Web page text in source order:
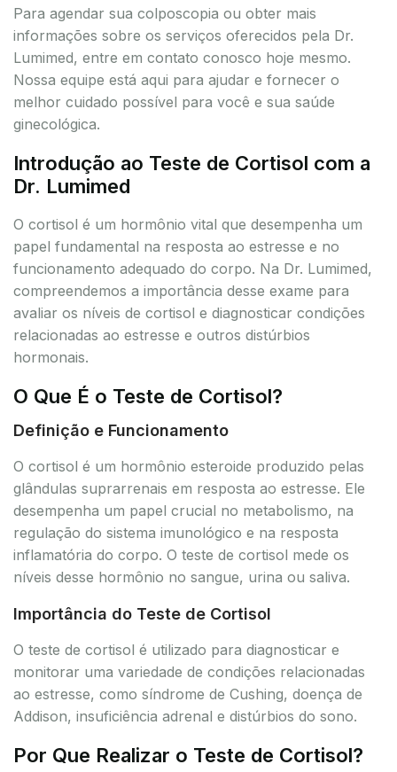
Para agendar sua colposcopia ou obter mais
informações sobre os serviços oferecidos pela Dr.
Lumimed, entre em contato conosco hoje mesmo.
Nossa equipe está aqui para ajudar e fornecer o
melhor cuidado possível para você e sua saúde
ginecológica.
Introdução ao Teste de Cortisol com a
Dr. Lumimed
O cortisol é um hormônio vital que desempenha um
papel fundamental na resposta ao estresse e no
funcionamento adequado do corpo. Na Dr. Lumimed,
compreendemos a importância desse exame para
avaliar os níveis de cortisol e diagnosticar condições
relacionadas ao estresse e outros distúrbios
hormonais.
O Que É o Teste de Cortisol?
Definição e Funcionamento
O cortisol é um hormônio esteroide produzido pelas
glândulas suprarrenais em resposta ao estresse. Ele
desempenha um papel crucial no metabolismo, na
regulação do sistema imunológico e na resposta
inflamatória do corpo. O teste de cortisol mede os
níveis desse hormônio no sangue, urina ou saliva.
Importância do Teste de Cortisol
O teste de cortisol é utilizado para diagnosticar e
monitorar uma variedade de condições relacionadas
ao estresse, como síndrome de Cushing, doença de
Addison, insuficiência adrenal e distúrbios do sono.
Por Que Realizar o Teste de Cortisol?